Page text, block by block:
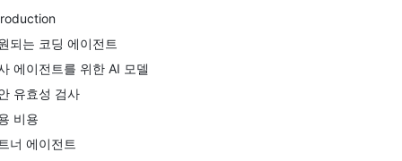
되는 코딩 에이전트
에이전트를 위한 AI 모델
유효성 검사
비용
너 에이전트